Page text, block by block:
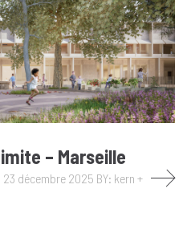
– Marseille
23 décembre 2025 BY: kern +